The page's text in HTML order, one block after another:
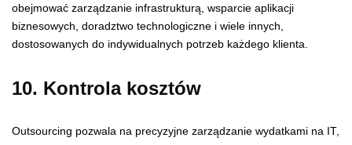
obejmować zarządzanie infrastrukturą, wsparcie aplikacji
biznesowych, doradztwo technologiczne i wiele innych,
dostosowanych do indywidualnych potrzeb każdego klienta.
10. Kontrola kosztów
Outsourcing pozwala na precyzyjne zarządzanie wydatkami na IT,